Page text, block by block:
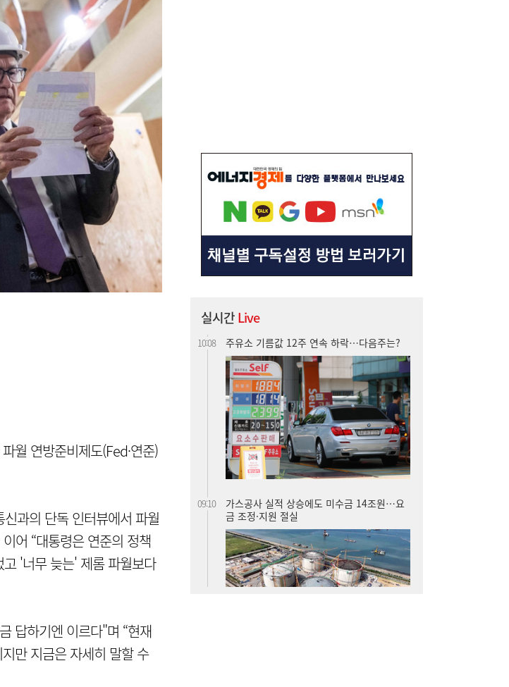
월 연방준비제도(Fed·연준)
과의 단독 인터뷰에서 파월
어 “대통령은 연준의 정책
'너무 늦는' 제롬 파월보다
답하기엔 이르다"며 “현재
만 지금은 자세히 말할 수
실시간Live
“9억주 폭탄 버텼다”…스페이스X 이틀새
23% 폭등, 바닥 찍었나 [머니+]
10:08 주유소 기름값 12주 연속 하락…다음주는?
09:10
가스공사 실적 상승에도 미수금 14조원…요
금 조정·지원 절실